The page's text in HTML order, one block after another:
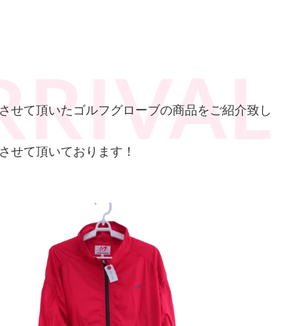
せて頂いたゴルフグローブの商品をご紹介致し
せて頂いております！